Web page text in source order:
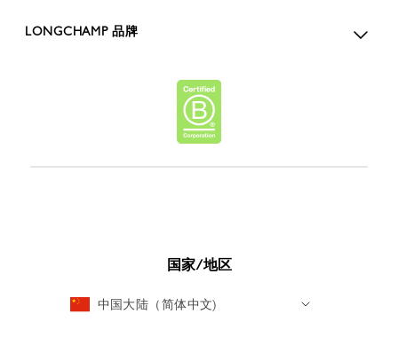
LONGCHAMP 品牌
国家/地区
中国大陆（简体中文)